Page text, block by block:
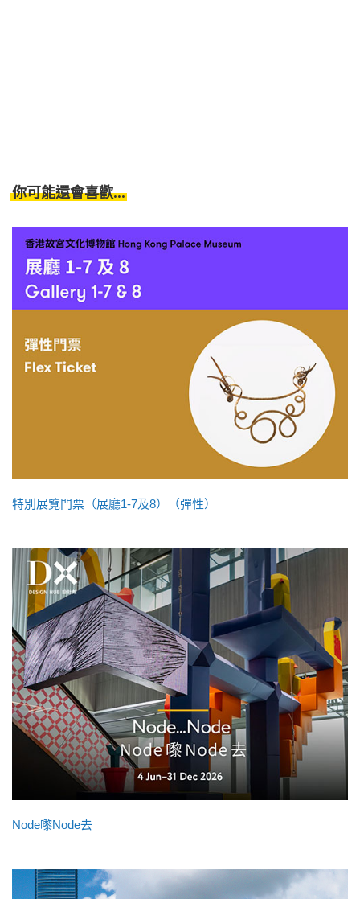
你可能還會喜歡...
特別展覽門票（展廳1-7及8）（彈性）
Node嚟Node去